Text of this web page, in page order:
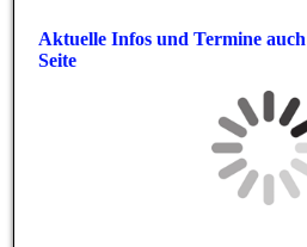
Aktuelle Infos und Termine
Seite